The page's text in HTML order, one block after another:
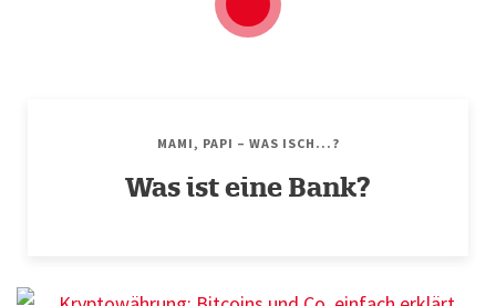
MAMI, PAPI – WAS ISCH...?
Was ist eine Bank?